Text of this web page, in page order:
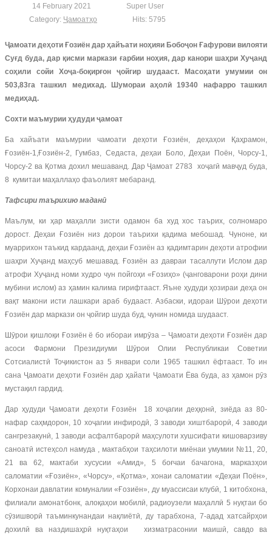
14 February 2021
Super User
Category: Ҷамоатҳо Hits: 5795
Ҷамоати деҳоти Ғозиён дар ҳайъати ноҳияи Бобоҷон Ғафурови вилояти
Суғд буда, дар қисми маркази ғарбии ноҳия, дар канори шаҳри Хуҷанд
соҳили сойи Хоҷа-боқирғон ҷойгир шудааст. Масоҳати умумии он
503,83га ташкил медихад. Шумораи аҳолӣ 19340 нафарро ташкил
медиҳад.
Сохти маъмурии ҳудуди ҷамоат
Ба хайъати маъмурии чамоати деҳоти Ғозиён, деҳаҳои Қаҳрамон,
Ғозиён-1,Ғозиён-2, Гумбаз, Седаста, деҳаи Боло, Деҳаи Поён, Чорсу-1,
Чорсу-2 ва Қотма дохил мешаванд. Дар Ҷамоат 2783 хоҷагӣ мавҷуд буда,
8 кумитаи маҳаллаҳо фаъолият мебаранд.
Тафсири таърихию маданӣ
Маълум, ки ҳар маҳалли зисти одамон ба худ хос таърих, солномаро
дорост. Деҳаи Ғозиён низ дорои таърихи қадима мебошад. Чуноне, ки
муаррихон таъкид кардаанд, деҳаи Ғозиён аз қадимтарин деҳоти атрофии
шаҳри Хуҷанд маҳсуб мешавад. Ғозиён аз давраи тасаллути Ислом дар
атрофи Хуҷанд номи худро чун пойгоҳи «Ғозиҳо» (ҷанговарони роҳи дини
мубини ислом) аз ҳамин калима гирифтааст. Яъне ҳудуди ҳозираи деҳа он
вақт макони исти лашкари араб будааст. Азбаски, идораи Шӯрои деҳоти
Ғозиён дар маркази он ҷойгир шуда буд, чунин номида шудааст.
Шӯрои қишлоқи Ғозиён ё бо ибораи имрӯза – Ҷамоати деҳоти Ғозиён дар
асоси Фармони Президиуми Шӯрои Олии Республикаи Советии
Сотсиалистӣ Тоҷикистон аз 5 январи соли 1965 ташкил ёфтааст. То ин
сана Ҷамоати деҳоти Ғозиён дар ҳайати Ҷамоати Ёва буда, аз ҳамон рӯз
мустақил гардид.
Дар ҳудуди Ҷамоати деҳоти Ғозиён 18 хоҷагии деҳқонӣ, зиёда аз 80-
нафар саҳмдорон, 10 хоҷагии инфиродӣ, 3 заводи хиштбарорӣ, 4 заводи
сангрезакунӣ, 1 заводи асфалтбарорӣ маҳсулоти хушсифати кишоварзиву
саноатӣ истеҳсол намуда , мактабҳои таҳсилоти миёнаи умумии №11, 20,
21 ва 62, мактаби хусусии «Амид», 5 боғчаи бачагона, марказҳои
саломатии «Ғозиён», «Чорсу», «Қотма», хонаи саломатии «Деҳаи Поён»,
Корхонаи давлатии комуналии «Ғозиён», ду муассисаи клубӣ, 1 китобхона,
филиали амонатбонк, алоқаҳои мобилӣ, радиоузели маҳаллӣ 5 нуқтаи бо
сӯзишворӣ таъминкунандаи нақлиётӣ, ду тарабхона, 7-адад хатсайрҳои
дохилӣ ва наздишаҳрӣ нуқтаҳои хизматрасонии маишӣ, савдо ва